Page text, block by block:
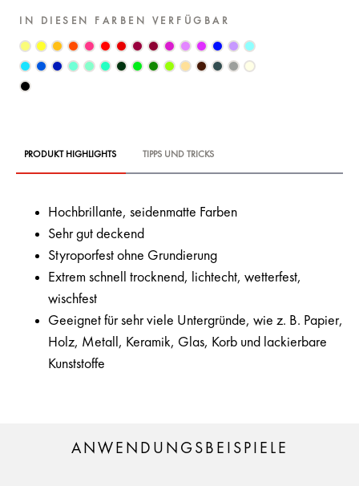
IN DIESEN FARBEN VERFÜGBAR
PRODUKT HIGHLIGHTS TIPPS UND TRICKS
Hochbrillante, seidenmatte Farben
Sehr gut deckend
Styroporfest ohne Grundierung
Extrem schnell trocknend, lichtecht, wetterfest,
wischfest
Geeignet für sehr viele Untergründe, wie z. B. Papier,
Holz, Metall, Keramik, Glas, Korb und lackierbare
Kunststoffe
ANWENDUNGSBEISPIELE